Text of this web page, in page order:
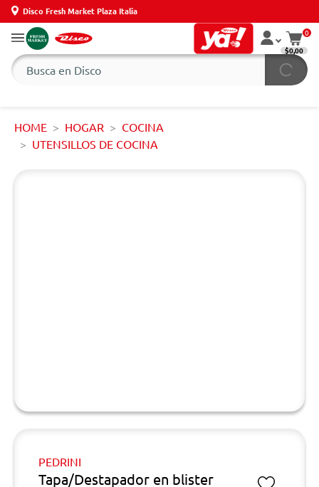
Disco Fresh Market Plaza Italia
0
$0,00
HOME HOGAR
COCINA
UTENSILLOS DE COCINA
PEDRINI
Tapa/Destapador en blister